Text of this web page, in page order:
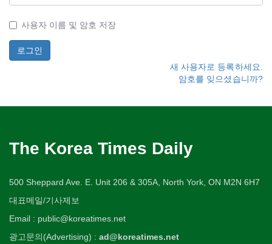
사용자 이름 및 암호 저장
새 사용자로 등록하세요.
암호를 잊으셨습니까?
The Korea Times Daily
500 Sheppard Ave. E. Unit 206 & 305A, North York, ON M2N 6H7
대표메일/기사제보
Email : public@koreatimes.net
광고문의(Advertising) : ad@koreatimes.net